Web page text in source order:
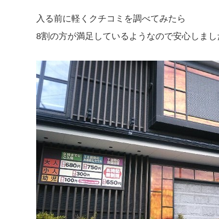
入る前に軽くクチコミを調べてみたら
8割の方が満足しているようなので安心しまし